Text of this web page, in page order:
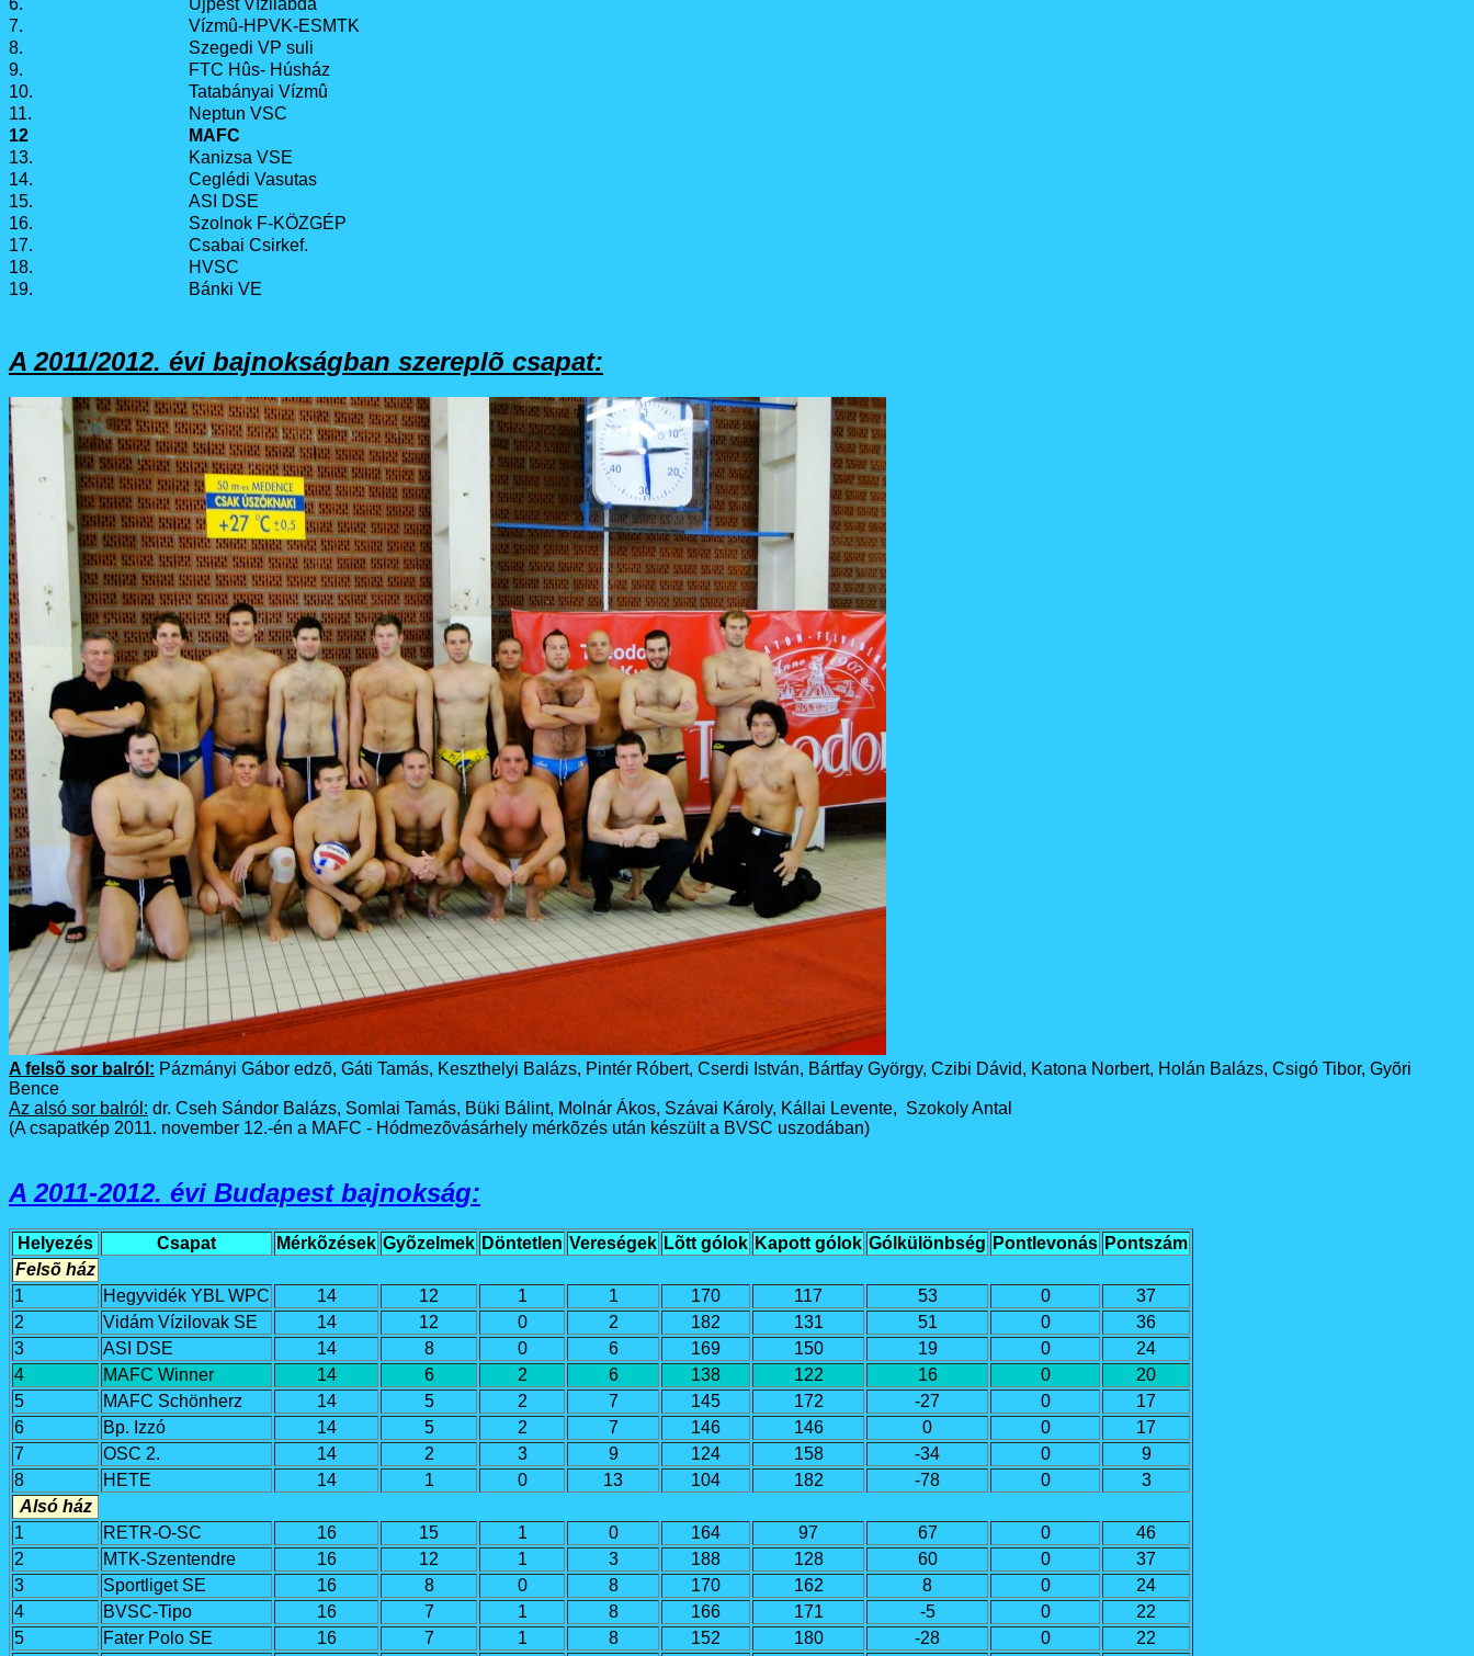
6.
Újpest Vízilabda
7.
Vízmû-HPVK-ESMTK
8.
Szegedi VP suli
9.
FTC Hûs- Húsház
10.
Tatabányai Vízmû
11.
Neptun VSC
12
MAFC
13.
Kanizsa VSE
14.
Ceglédi Vasutas
15.
ASI DSE
16.
Szolnok F-KÖZGÉP
17.
Csabai Csirkef.
18.
HVSC
19.
Bánki VE
A 2011/2012. évi bajnokságban szereplõ csapat:
A felsõ sor balról: Pázmányi Gábor edzõ, Gáti Tamás, Keszthelyi Balázs, Pintér Róbert, Cserdi István, Bártfay György, Czibi Dávid, Katona Norbert, Holán Balázs, Csigó Tibor, Gyõri
Bence
Az alsó sor balról: dr. Cseh Sándor Balázs, Somlai Tamás, Büki Bálint, Molnár Ákos, Szávai Károly, Kállai Levente, Szokoly Antal
(A csapatkép 2011. november 12.-én a MAFC - Hódmezõvásárhely mérkõzés után készült a BVSC uszodában)
A 2011-2012. évi Budapest bajnokság:
Helyezés Csapat Mérkõzések Gyõzelmek Döntetlen Vereségek Lõtt gólok Kapott gólok Gólkülönbség Pontlevonás Pontszám
Felsõ ház
1
Hegyvidék YBL WPC 14 12 1 1 170 117 53 0
37
2
Vidám Vízilovak SE 14 12 0 2 182 131 51 0
36
3
ASI DSE 14 8 0 6 169 150 19 0
24
4
MAFC Winner 14 6 2 6 138 122 16 0
20
5
MAFC Schönherz 14 5 2 7 145 172 -27 0
17
6
Bp. Izzó 14 5 2 7 146 146 0 0
17
7
OSC 2. 14 2 3 9 124 158 -34 0
9
8
HETE 14 1 0 13 104 182 -78 0
3
Alsó ház
1
RETR-O-SC 16 15 1 0 164 97 67 0
46
2
MTK-Szentendre 16 12 1 3 188 128 60 0
37
3
Sportliget SE 16 8 0 8 170 162 8 0
24
4
BVSC-Tipo 16 7 1 8 166 171 -5 0
22
5
Fater Polo SE 16 7 1 8 152 180 -28 0
22